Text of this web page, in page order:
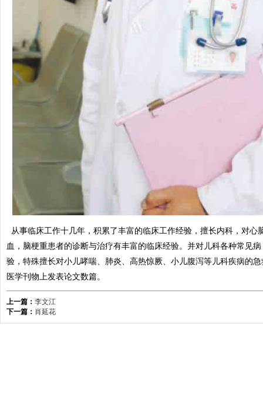
从事临床工作十几年，积累了丰富的临床工作经验，擅长内科，对心
血，脑梗重患者的诊断与治疗有丰富的临床经验。并对儿科各种常见
验，特殊擅长对小儿哮喘、肺炎、高热惊厥、小儿腹泻等儿科疾病的
医学刊物上发表论文数篇。
上一篇： 李文江
下一篇： 肖延花